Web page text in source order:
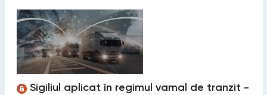
Sigiliul aplicat în regimul vamal de tranzit -